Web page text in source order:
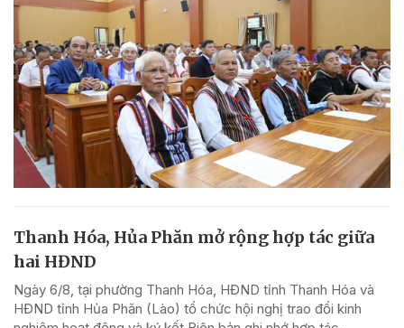
Thanh Hóa, Hủa Phăn mở rộng hợp tác giữa
hai HĐND
Ngày 6/8, tại phường Thanh Hóa, HĐND tỉnh Thanh Hóa và
HĐND tỉnh Hủa Phăn (Lào) tổ chức hội nghị trao đổi kinh